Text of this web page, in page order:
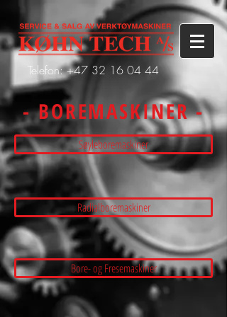
Telefon: +47 32 16 04 44
- BOREMASKINER -
Søyleboremaskiner
Radialboremaskiner
Bore- og Fresemaskiner